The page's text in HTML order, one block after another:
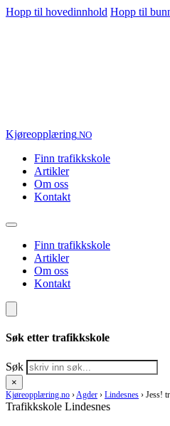
Hopp til hovedinnhold Hopp til
Kjøreopplæring.NO
Finn trafikkskole
Artikler
Om oss
Kontakt
Finn trafikkskole
Artikler
Om oss
Kontakt
Søk etter trafikkskole
Søk
×
Kjøreopplæring.no › Agder › Lindesnes › Jess!
Trafikkskole Lindesnes